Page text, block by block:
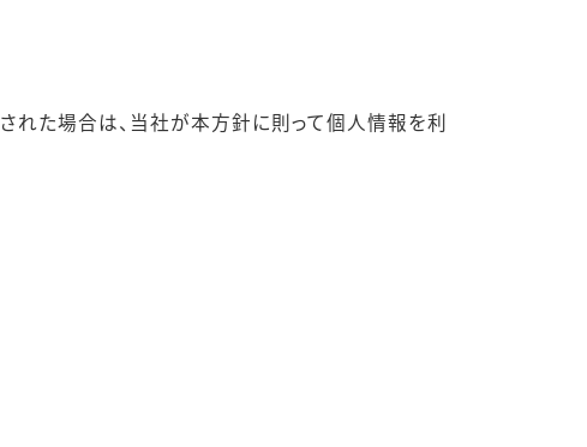
れた場合は、当社が本方針に則って個人情報を利